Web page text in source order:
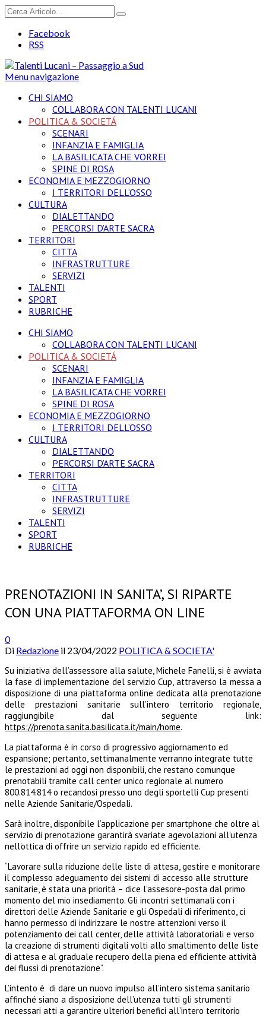
Facebook
RSS
Menu navigazione
CHI SIAMO
COLLABORA CON TALENTI LUCANI
POLITICA & SOCIETÁ
SCENARI
INFANZIA E FAMIGLIA
LA BASILICATA CHE VORREI
SPINE DI ROSA
ECONOMIA E MEZZOGIORNO
I TERRITORI DELL’OSSO
CULTURA
DIALETTANDO
PERCORSI D’ARTE SACRA
TERRITORI
CITTA
INFRASTRUTTURE
SERVIZI
TALENTI
SPORT
RUBRICHE
CHI SIAMO
COLLABORA CON TALENTI LUCANI
POLITICA & SOCIETÁ
SCENARI
INFANZIA E FAMIGLIA
LA BASILICATA CHE VORREI
SPINE DI ROSA
ECONOMIA E MEZZOGIORNO
I TERRITORI DELL’OSSO
CULTURA
DIALETTANDO
PERCORSI D’ARTE SACRA
TERRITORI
CITTA
INFRASTRUTTURE
SERVIZI
TALENTI
SPORT
RUBRICHE
PRENOTAZIONI IN SANITA’, SI RIPARTE
CON UNA PIATTAFORMA ON LINE
0
Di Redazione il 23/04/2022 POLITICA & SOCIETA'
Su iniziativa dell’assessore alla salute, Michele Fanelli, si è avviata
la fase di implementazione del servizio Cup, attraverso la messa a
disposizione di una piattaforma online dedicata alla prenotazione
delle prestazioni sanitarie sull’intero territorio regionale,
raggiungibile dal seguente link:
https://prenota.sanita.basilicata.it/main/home.
La piattaforma è in corso di progressivo aggiornamento ed
espansione; pertanto, settimanalmente verranno integrate tutte
le prestazioni ad oggi non disponibili, che restano comunque
prenotabili tramite call center unico regionale al numero
800.814.814 o recandosi presso uno degli sportelli Cup presenti
nelle Aziende Sanitarie/Ospedali.
Sarà inoltre, disponibile l’applicazione per smartphone che oltre al
servizio di prenotazione garantirà svariate agevolazioni all’utenza
nell’ottica di offrire un servizio rapido ed efficiente.
“Lavorare sulla riduzione delle liste di attesa, gestire e monitorare
il complesso adeguamento dei sistemi di accesso alle strutture
sanitarie, è stata una priorità – dice l’assesore-posta dal primo
momento del mio insediamento. Gli incontri settimanali con i
direttori delle Aziende Sanitarie e gli Ospedali di riferimento, ci
hanno permesso di indirizzare le nostre attenzioni verso il
potenziamento dei call center, delle attività laboratoriali e verso
la creazione di strumenti digitali volti allo smaltimento delle liste
di attesa e al graduale recupero della piena ed efficiente attività
dei flussi di prenotazione”.
L’intento è di dare un nuovo impulso all’intero sistema sanitario
affinché siano a disposizione dell’utenza tutti gli strumenti
necessari atti a garantire ulteriori benefici all’intero territorio